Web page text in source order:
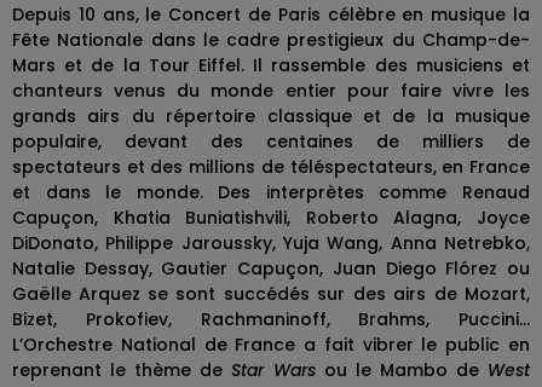
Depuis 10 ans, le Concert de Paris célèbre en musique la
Fête Nationale dans le cadre prestigieux du Champ-de-
Mars et de la Tour Eiffel. Il rassemble des musiciens et
chanteurs venus du monde entier pour faire vivre les
grands airs du répertoire classique et de la musique
populaire, devant des centaines de milliers de
spectateurs et des millions de téléspectateurs, en France
et dans le monde. Des interprètes comme Renaud
Capuçon, Khatia Buniatishvili, Roberto Alagna, Joyce
DiDonato, Philippe Jaroussky, Yuja Wang, Anna Netrebko,
Natalie Dessay, Gautier Capuçon, Juan Diego Flórez ou
Gaëlle Arquez se sont succédés sur des airs de Mozart,
Bizet, Prokofiev, Rachmaninoff, Brahms, Puccini...
L’Orchestre National de France a fait vibrer le public en
reprenant le thème deStar Wars ou le Mambo de West